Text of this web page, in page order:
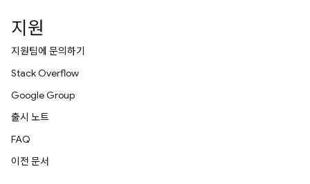
지원
지원팀에 문의하기
Stack Overflow
Google Group
출시 노트
FAQ
이전 문서